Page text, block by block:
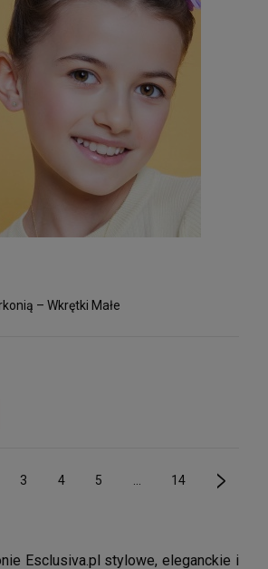
– Wkrętki Małe
3 4 5 14
Esclusiva.pl stylowe, eleganckie i